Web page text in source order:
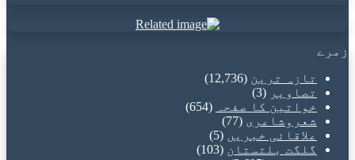
زمرے
تازہ ترین (12,736)
تصاویر (3)
خواتین کا صفحہ (654)
شعروشاعری (77)
علاقائی خبریں (5)
گلگت بلتستان (103)